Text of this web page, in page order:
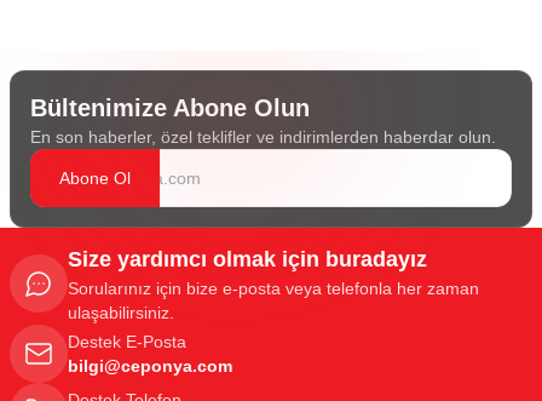
Bültenimize Abone Olun
En son haberler, özel teklifler ve indirimlerden haberdar olun.
Abone Ol
Size yardımcı olmak için buradayız
Sorularınız için bize e-posta veya telefonla her zaman
ulaşabilirsiniz.
Destek E-Posta
bilgi@ceponya.com